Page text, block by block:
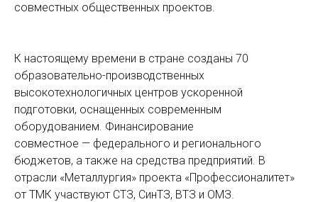
совместных общественных проектов.
К настоящему времени в стране созданы 70
образовательно-производственных
высокотехнологичных центров ускоренной
подготовки, оснащенных современным
оборудованием. Финансирование
совместное — федерального и регионального
бюджетов, а также на средства предприятий. В
отрасли «Металлургия» проекта «Профессионалитет»
от ТМК участвуют СТЗ, СинТЗ, ВТЗ и ОМЗ.